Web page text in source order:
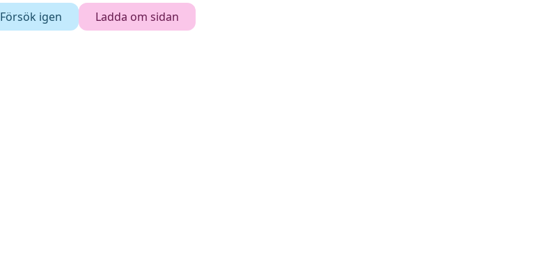
Försök igen Ladda om sidan